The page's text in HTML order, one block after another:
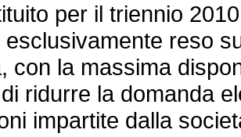
per il triennio
reso
con la massima
ridurre la domanda
impartite dalla